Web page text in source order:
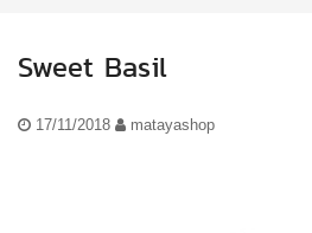
Sweet Basil
17/11/2018 matayashop